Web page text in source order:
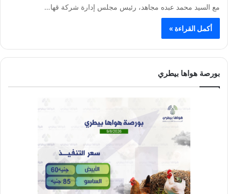
مع السيد محمد عبده مجاهد، رئيس مجلس إدارة شركة قها…
أكمل القراءة »
بورصة هواها بيطري